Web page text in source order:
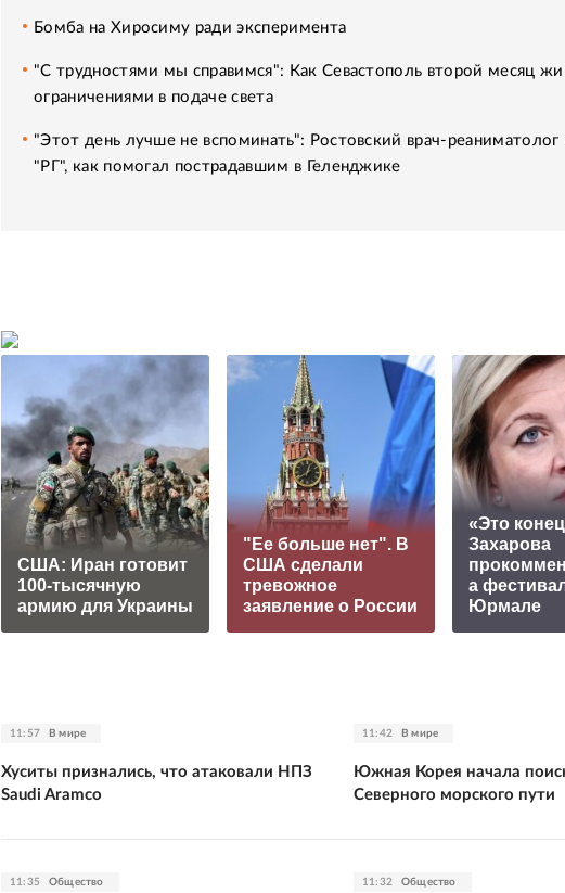
Бомба на Хиросиму ради эксперимента
"С трудностями мы справимся": Как Севастополь второй месяц
ограничениями в подаче света
"Этот день лучше не вспоминать": Ростовский врач-реаниматолог
"РГ", как помогал пострадавшим в Геленджике
США: Иран готовит
100-тысячную
армию для Украины
"Ее больше нет". В
США сделали
тревожное
заявление о России
«Это
Захарова
а
Юрмале
11:57 В мире
Хуситы признались, что атаковали НПЗ
Saudi Aramco
11:42 В мире
Южная Корея начала
Северного морского пути
11:35 Общество 11:32 Общество